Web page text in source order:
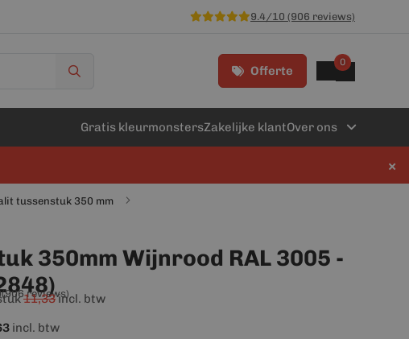
9.4/10 (906 reviews)
Offerte
0
Gratis kleurmonstersZakelijke klantOver ons
×
tussenstuk 350 mm
350mm Wijnrood RAL 3005 -
(906 reviews)
11,33incl. btw
incl. btw